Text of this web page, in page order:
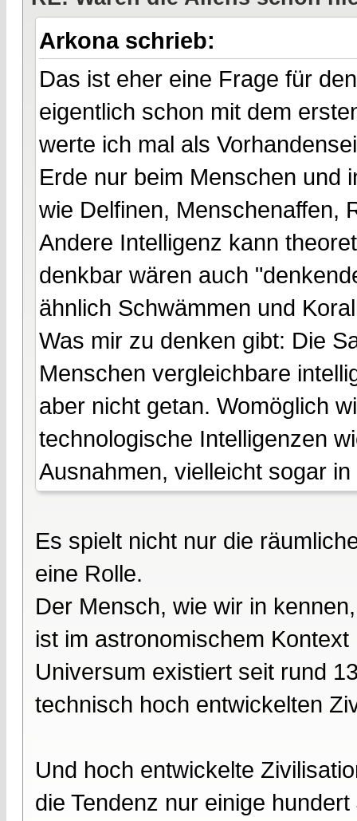
Arkona schrieb:
Das ist eher eine Frage für
eigentlich schon mit dem
werte ich mal als
Erde nur beim Menschen und
wie Delfinen, Menschenaffen,
Andere Intelligenz kann
denkbar wären auch
ähnlich Schwämmen und
Was mir zu denken gibt: Die
Menschen vergleichbare
aber nicht getan. Womöglich
technologische Intelligenzen
Ausnahmen, vielleicht sogar
Es spielt nicht nur die
eine Rolle.
Der Mensch, wie wir in
ist im astronomischem
Universum existiert seit rund
technisch hoch entwickelten
Und hoch entwickelte
die Tendenz nur einige